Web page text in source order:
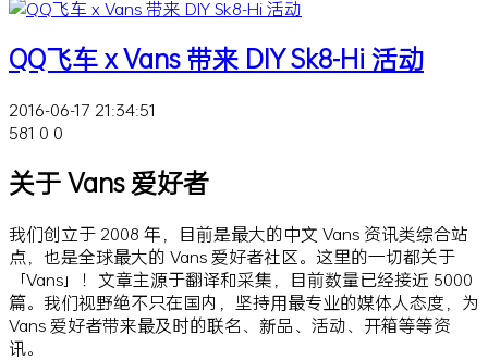
QQ飞车 x Vans 带来 DIY Sk8-Hi 活动
2016-06-17 21:34:51
581 0 0
关于 Vans 爱好者
我们创立于 2008 年，目前是最大的中文 Vans 资讯类综合站
点，也是全球最大的 Vans 爱好者社区。这里的一切都关于
「Vans」！文章主源于翻译和采集，目前数量已经接近 5000
篇。我们视野绝不只在国内，坚持用最专业的媒体人态度，为
Vans 爱好者带来最及时的联名、新品、活动、开箱等等资
讯。